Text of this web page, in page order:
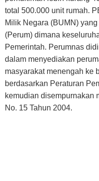
total 500.000 unit rumah.
Milik Negara (BUMN)
(Perum) dimana
Pemerintah. Perumnas
dalam menyediakan
masyarakat menengah ke
berdasarkan Peraturan
kemudian disempurnakan
No. 15 Tahun 2004.